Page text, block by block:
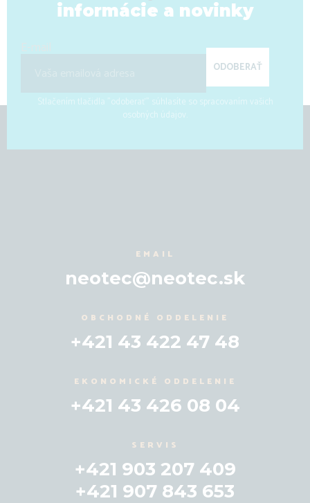
informácie a novinky
ODOBERAŤ
Stlačením tlačidla "odoberať" súhlasíte so spracovaním vašich
osobných údajov.
EMAIL
neotec@neotec.sk
OBCHODNÉ ODDELENIE
+421 43 422 47 48
EKONOMICKÉ ODDELENIE
+421 43 426 08 04
SERVIS
+421 903 207 409
+421 907 843 653